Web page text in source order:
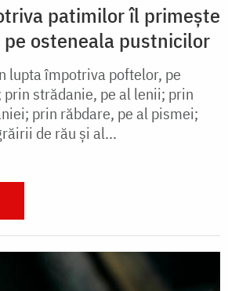
patimilor îl primește
pe osteneala pustnicilor
lupta împotriva poftelor, pe
strădanie, pe al lenii; prin
prin răbdare, pe al pismei;
de rău și al...